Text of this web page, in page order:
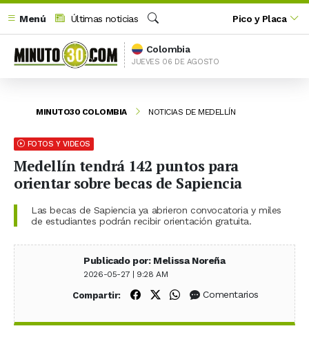
Menú
Últimas noticias
Buscar
Pico y Placa
Colombia
JUEVES 06 DE AGOSTO
MINUTO30 COLOMBIA NOTICIAS DE MEDELLÍN
FOTOS Y VIDEOS
Medellín tendrá 142 puntos para
orientar sobre becas de Sapiencia
Las becas de Sapiencia ya abrieron convocatoria y miles
de estudiantes podrán recibir orientación gratuita.
Publicado por: Melissa Noreña
2026-05-27 | 9:28 AM
Compartir: Compartir en Facebook
Compartir en X (Twitter)
Compartir en WhatsApp
Comentarios